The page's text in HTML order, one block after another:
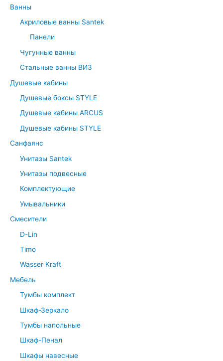
Ванны
Акриловые ванны Santek
Панели
Чугунные ванны
Стальные ванны ВИЗ
Душевые кабины
Душевые боксы STYLE
Душевые кабины ARCUS
Душевые кабины STYLE
Санфаянс
Унитазы Santek
Унитазы подвесные
Комплектующие
Умывальники
Смесители
D-Lin
Timo
Wasser Kraft
Мебель
Тумбы комплект
Шкаф-Зеркало
Тумбы напольные
Шкаф-Пенал
Шкафы навесные